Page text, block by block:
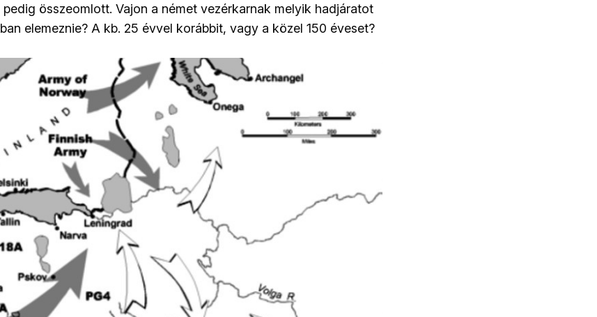
összeomlott. Vajon a német vezérkarnak melyik hadjáratot
elemeznie? A kb. 25 évvel korábbit, vagy a közel 150 éveset?